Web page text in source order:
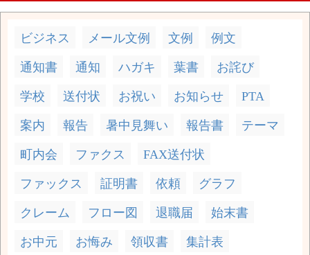
ビジネス メール文例 文例 例文
通知書 通知 ハガキ 葉書 お詫び
学校 送付状 お祝い お知らせ PTA
案内 報告 暑中見舞い 報告書 テーマ
町内会 ファクス FAX送付状
ファックス 証明書 依頼 グラフ
クレーム フロー図 退職届 始末書
お中元 お悔み 領収書 集計表